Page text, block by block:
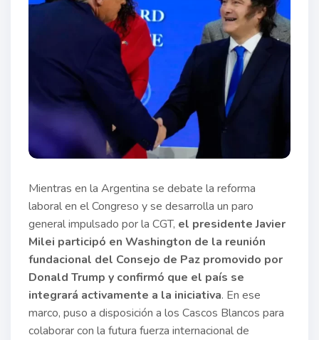
Mientras en la Argentina se debate la reforma
laboral en el Congreso y se desarrolla un paro
general impulsado por la CGT, el presidente Javier
Milei participó en Washington de la reunión
fundacional del Consejo de Paz promovido por
Donald Trump y confirmó que el país se
integrará activamente a la iniciativa. En ese
marco, puso a disposición a los Cascos Blancos para
colaborar con la futura fuerza internacional de